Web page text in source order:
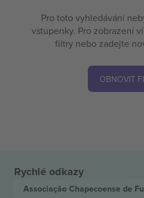
Pro toto vyhledávání
vstupenky. Pro zobrazení
filtry nebo zadejte
OBNOVIT
Rychlé odkazy
Associação Chapecoense de